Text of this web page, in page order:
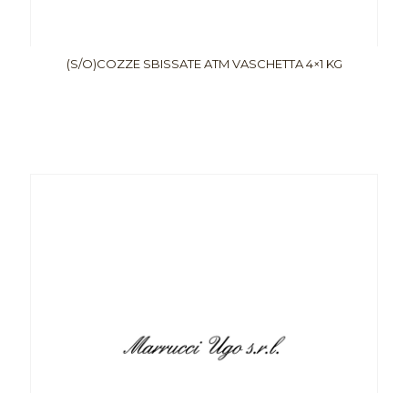
(S/O)COZZE SBISSATE ATM VASCHETTA 4×1 KG